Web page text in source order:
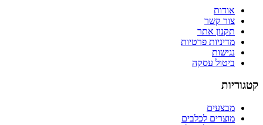
אודות
צור קשר
תקנון אתר
מדיניות פרטיות
נגישות
ביטול עסקה
קטגוריות
מבצעים
מוצרים לכלבים